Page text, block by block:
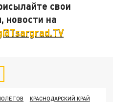
свои
новости на
КРАСНОДАРСКИЙ КРАЙ